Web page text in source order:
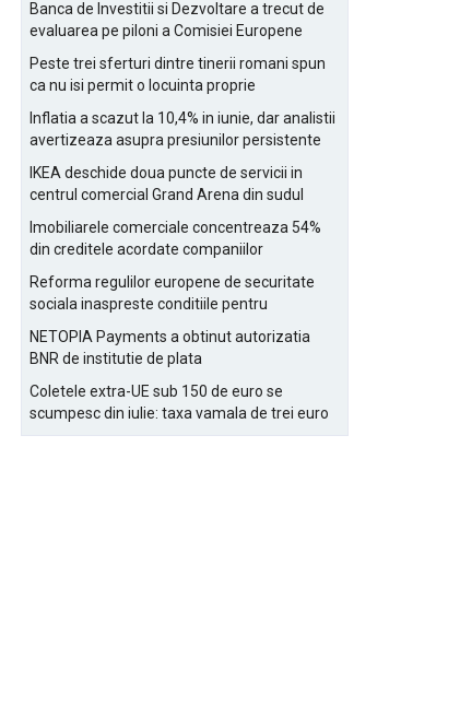
Banca de Investitii si Dezvoltare a trecut de
evaluarea pe piloni a Comisiei Europene
Peste trei sferturi dintre tinerii romani spun
ca nu isi permit o locuinta proprie
Inflatia a scazut la 10,4% in iunie, dar analistii
avertizeaza asupra presiunilor persistente
IKEA deschide doua puncte de servicii in
centrul comercial Grand Arena din sudul
Imobiliarele comerciale concentreaza 54%
din creditele acordate companiilor
Reforma regulilor europene de securitate
sociala inaspreste conditiile pentru
NETOPIA Payments a obtinut autorizatia
BNR de institutie de plata
Coletele extra-UE sub 150 de euro se
scumpesc din iulie: taxa vamala de trei euro
pe articol, adaugata la taxa logistica